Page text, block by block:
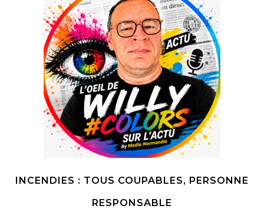
INCENDIES : TOUS COUPABLES, PERSONNE
RESPONSABLE